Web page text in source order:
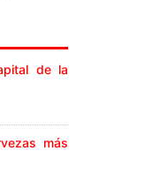
de la
más